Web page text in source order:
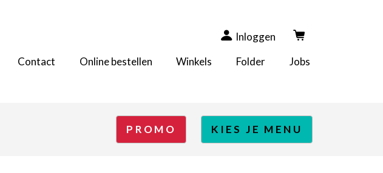
Inloggen
Contact
Online bestellen Winkels Folder Jobs
PROMO KIES JE MENU